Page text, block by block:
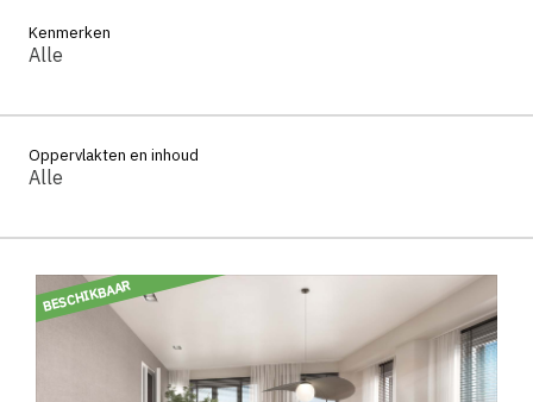
Kenmerken
Alle
Oppervlakten en inhoud
Alle
BESCHIKBAAR